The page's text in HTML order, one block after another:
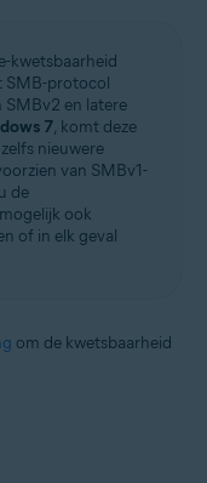
kwetsbaarheid
SMB-protocol
SMBv2 en latere
7, komt deze
nieuwere
van SMBv1-
de
mogelijk ook
of in elk geval
om de kwetsbaarheid